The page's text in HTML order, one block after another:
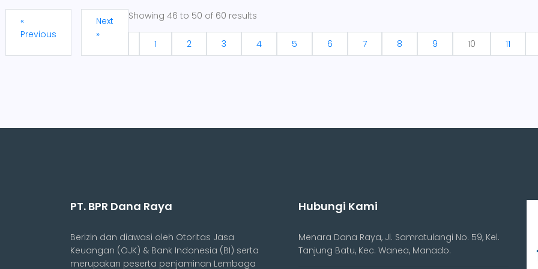
«
Previous
Next
»
Showing 46 to 50 of 60 results
1 2 3 4 5 6 7 8 9 10 11
PT. BPR Dana Raya
Berizin dan diawasi oleh Otoritas Jasa
Keuangan (OJK) & Bank Indonesia (BI) serta
merupakan peserta penjaminan Lembaga
Hubungi Kami
Menara Dana Raya, Jl. Samratulangi No. 59, Kel.
Tanjung Batu, Kec. Wanea, Manado.